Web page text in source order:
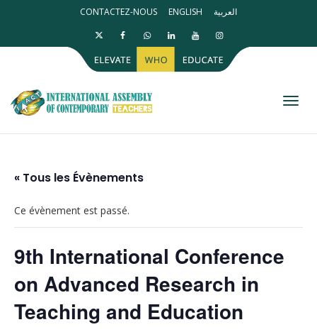
CONTACTEZ-NOUS ENGLISH العربية
« Tous les Évènements
Ce évènement est passé.
9th International Conference
on Advanced Research in
Teaching and Education